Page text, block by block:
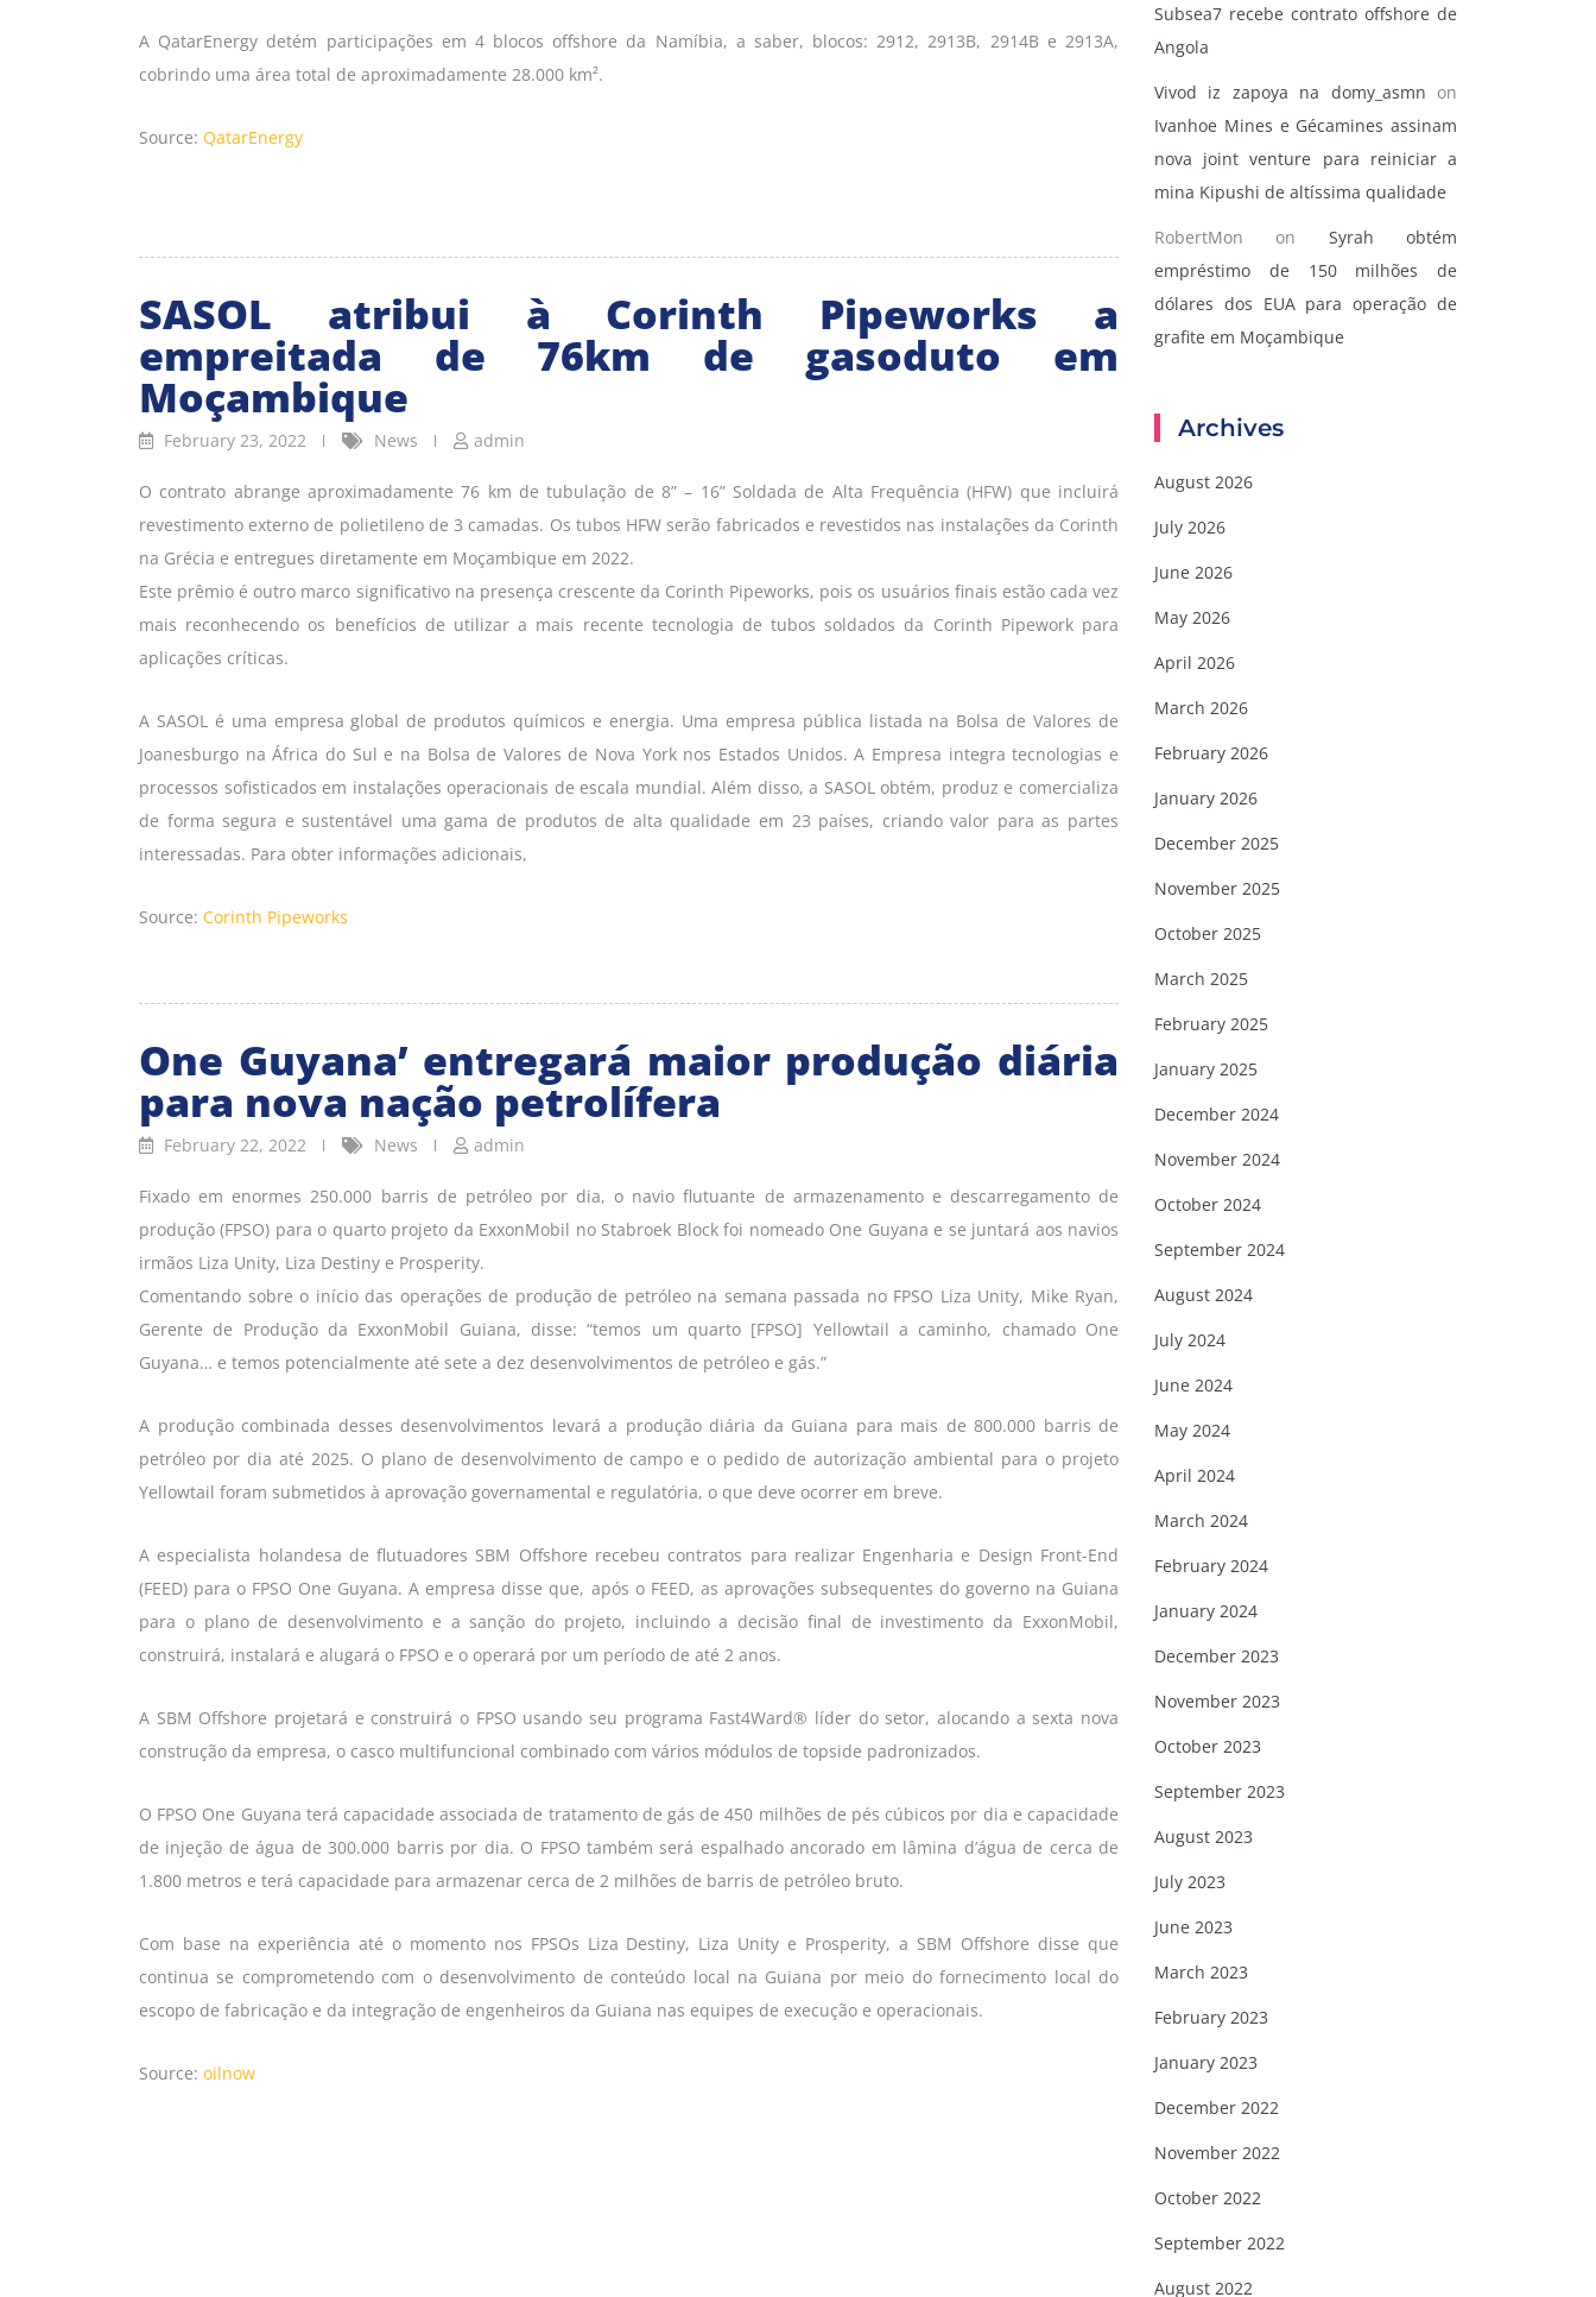
A QatarEnergy detém participações em 4 blocos offshore da Namíbia, a saber, blocos: 2912, 2913B, 2914B e 2913A,
cobrindo uma área total de aproximadamente 28.000 km².
Source: QatarEnergy
SASOL atribui à Corinth Pipeworks a
empreitada de 76km de gasoduto em
Moçambique
February 23, 2022 News admin
O contrato abrange aproximadamente 76 km de tubulação de 8” – 16” Soldada de Alta Frequência (HFW) que incluirá
revestimento externo de polietileno de 3 camadas. Os tubos HFW serão fabricados e revestidos nas instalações da Corinth
na Grécia e entregues diretamente em Moçambique em 2022.
Este prêmio é outro marco significativo na presença crescente da Corinth Pipeworks, pois os usuários finais estão cada vez
mais reconhecendo os benefícios de utilizar a mais recente tecnologia de tubos soldados da Corinth Pipework para
aplicações críticas.
A SASOL é uma empresa global de produtos químicos e energia. Uma empresa pública listada na Bolsa de Valores de
Joanesburgo na África do Sul e na Bolsa de Valores de Nova York nos Estados Unidos. A Empresa integra tecnologias e
processos sofisticados em instalações operacionais de escala mundial. Além disso, a SASOL obtém, produz e comercializa
de forma segura e sustentável uma gama de produtos de alta qualidade em 23 países, criando valor para as partes
interessadas. Para obter informações adicionais,
Source: Corinth Pipeworks
One Guyana’ entregará maior produção diária
para nova nação petrolífera
February 22, 2022 News admin
Fixado em enormes 250.000 barris de petróleo por dia, o navio flutuante de armazenamento e descarregamento de
produção (FPSO) para o quarto projeto da ExxonMobil no Stabroek Block foi nomeado One Guyana e se juntará aos navios
irmãos Liza Unity, Liza Destiny e Prosperity.
Comentando sobre o início das operações de produção de petróleo na semana passada no FPSO Liza Unity, Mike Ryan,
Gerente de Produção da ExxonMobil Guiana, disse: “temos um quarto [FPSO] Yellowtail a caminho, chamado One
Guyana… e temos potencialmente até sete a dez desenvolvimentos de petróleo e gás.”
A produção combinada desses desenvolvimentos levará a produção diária da Guiana para mais de 800.000 barris de
petróleo por dia até 2025. O plano de desenvolvimento de campo e o pedido de autorização ambiental para o projeto
Yellowtail foram submetidos à aprovação governamental e regulatória, o que deve ocorrer em breve.
A especialista holandesa de flutuadores SBM Offshore recebeu contratos para realizar Engenharia e Design Front-End
(FEED) para o FPSO One Guyana. A empresa disse que, após o FEED, as aprovações subsequentes do governo na Guiana
para o plano de desenvolvimento e a sanção do projeto, incluindo a decisão final de investimento da ExxonMobil,
construirá, instalará e alugará o FPSO e o operará por um período de até 2 anos.
A SBM Offshore projetará e construirá o FPSO usando seu programa Fast4Ward® líder do setor, alocando a sexta nova
construção da empresa, o casco multifuncional combinado com vários módulos de topside padronizados.
O FPSO One Guyana terá capacidade associada de tratamento de gás de 450 milhões de pés cúbicos por dia e capacidade
de injeção de água de 300.000 barris por dia. O FPSO também será espalhado ancorado em lâmina d’água de cerca de
1.800 metros e terá capacidade para armazenar cerca de 2 milhões de barris de petróleo bruto.
Com base na experiência até o momento nos FPSOs Liza Destiny, Liza Unity e Prosperity, a SBM Offshore disse que
continua se comprometendo com o desenvolvimento de conteúdo local na Guiana por meio do fornecimento local do
escopo de fabricação e da integração de engenheiros da Guiana nas equipes de execução e operacionais.
Source: oilnow
Subsea7 recebe contrato offshore de
Angola
Vivod iz zapoya na domy_asmn on
Ivanhoe Mines e Gécamines assinam
nova joint venture para reiniciar a
mina Kipushi de altíssima qualidade
RobertMon on Syrah obtém
empréstimo de 150 milhões de
dólares dos EUA para operação de
grafite em Moçambique
Archives
August 2026
July 2026
June 2026
May 2026
April 2026
March 2026
February 2026
January 2026
December 2025
November 2025
October 2025
March 2025
February 2025
January 2025
December 2024
November 2024
October 2024
September 2024
August 2024
July 2024
June 2024
May 2024
April 2024
March 2024
February 2024
January 2024
December 2023
November 2023
October 2023
September 2023
August 2023
July 2023
June 2023
March 2023
February 2023
January 2023
December 2022
November 2022
October 2022
September 2022
August 2022